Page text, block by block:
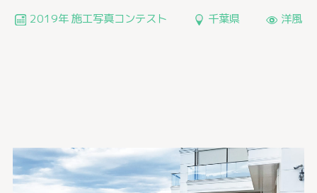
2019年 施工写真コンテスト 千葉県 洋風